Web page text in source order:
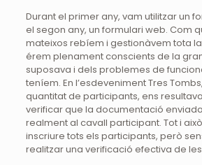
Durant el primer any, vam utilitzar un
el segon any, un formulari web. Com
mateixos rebíem i gestionàvem tota
érem plenament conscients de la
suposava i dels problemes de
teníem. En l’esdeveniment Tres
quantitat de participants, ens
verificar que la documentació
realment al cavall participant. Tot i
inscriure tots els participants, però
realitzar una verificació efectiva de